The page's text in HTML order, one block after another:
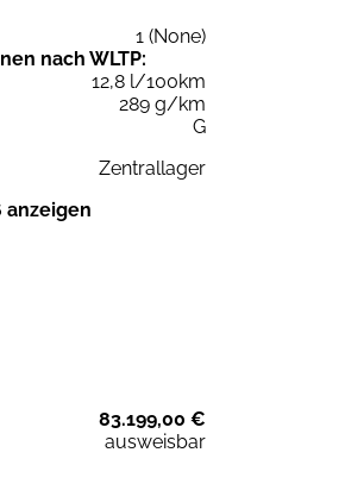
1 (None)
nach WLTP:
12,8 l/100km
289 g/km
G
Zentrallager
anzeigen
83.199,00 €
ausweisbar